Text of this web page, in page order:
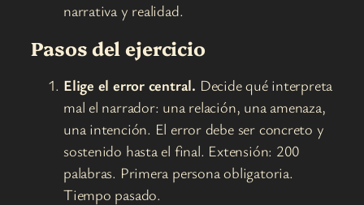
narrativa y realidad.
Pasos del ejercicio
Elige el error central. Decide qué interpreta
mal el narrador: una relación, una amenaza,
una intención. El error debe ser concreto y
sostenido hasta el final. Extensión: 200
palabras. Primera persona obligatoria.
Tiempo pasado.